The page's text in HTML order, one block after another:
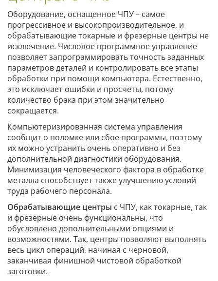
Оборудование, оснащенное ЧПУ – самое
прогрессивное и высокопроизводительное, и
обрабатывающие токарные и фрезерные центры не
исключение. Числовое программное управление
позволяет запрограммировать точность заданных
параметров деталей и контролировать все этапы
обработки при помощи компьютера. Естественно,
это исключает ошибки и просчеты, потому
количество брака при этом значительно
сокращается.
Компьютеризированная система управления
сообщит о поломке или сбое программы, поэтому
их можно устранить очень оперативно и без
дополнительной диагностики оборудования.
Минимизация человеческого фактора в обработке
металла способствует также улучшению условий
труда рабочего персонала.
Обрабатывающие центры с ЧПУ, как токарные, так
и фрезерные очень функциональны, что
обусловлено дополнительными опциями и
возможностями. Так, центры позволяют выполнять
весь цикл операций, начиная с черновой,
заканчивая финишной чистовой обработкой
заготовки.